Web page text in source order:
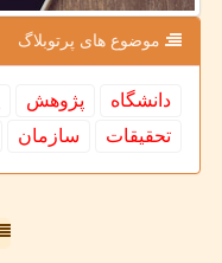
موضوع های پرتوبلاگ
دانشگاه پژوهش
تحقیقات
سازمان